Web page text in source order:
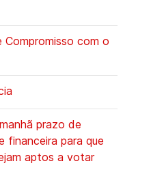
Compromisso com o
prazo de
financeira para que
aptos a votar